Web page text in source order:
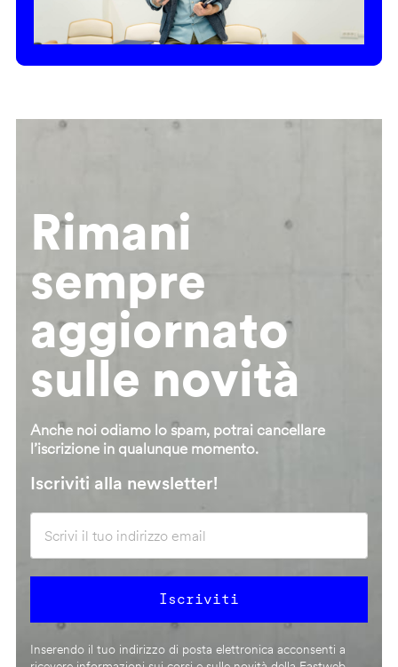
Rimani
sempre
aggiornato
sulle novità
Anche noi odiamo lo spam, potrai cancellare
l’iscrizione in qualunque momento.
Iscriviti alla newsletter!
Inserendo il tuo indirizzo di posta elettronica acconsenti a